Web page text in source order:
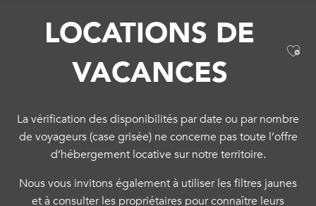
LOCATIONS DE
VACANCES
La vérification des disponibilités par date ou par nombre
de voyageurs (case grisée) ne concerne pas toute l’offre
d’hébergement locative sur notre territoire.
Nous vous invitons également à utiliser les filtres jaunes
et à consulter les propriétaires pour connaître leurs